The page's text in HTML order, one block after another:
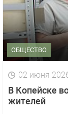
ОБЩЕСТВО
02 июня
В Копейске
жителей